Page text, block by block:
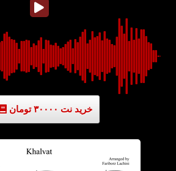
خرید نت ۳۰۰۰۰ تومان